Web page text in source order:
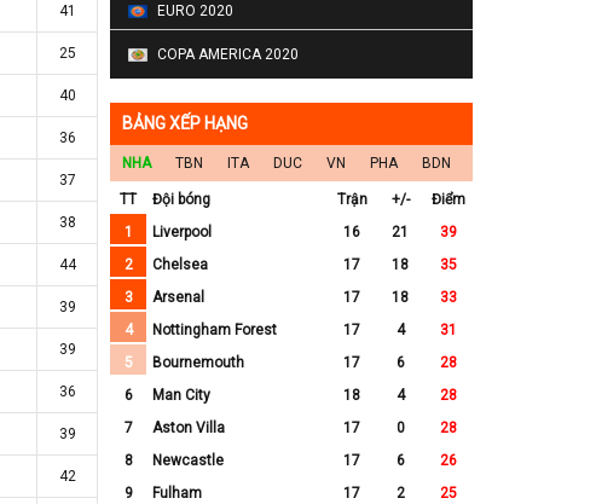
41
25
40
36
37
38
44
39
39
36
39
42
EURO 2020
COPA AMERICA 2020
BẢNG XẾP HẠNG
NHA TBN ITA DUC VN PHA BDN
TT Đội bóng Trận +/-
Điểm
1
Liverpool 16 21
39
2
Chelsea 17 18
35
3
Arsenal 17 18
33
4
Nottingham Forest 17 4
31
5
Bournemouth 17 6
28
6
Man City 18 4
28
7
Aston Villa 17 0
28
8
Newcastle 17 6
26
9
Fulham 17 2
25